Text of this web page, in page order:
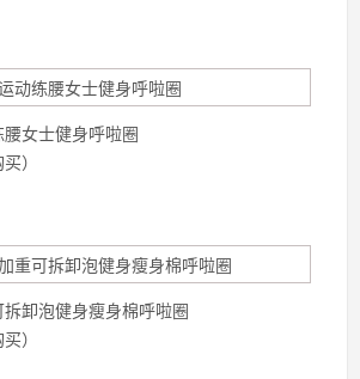
女士健身呼啦圈
）
卸泡健身瘦身棉呼啦圈
）